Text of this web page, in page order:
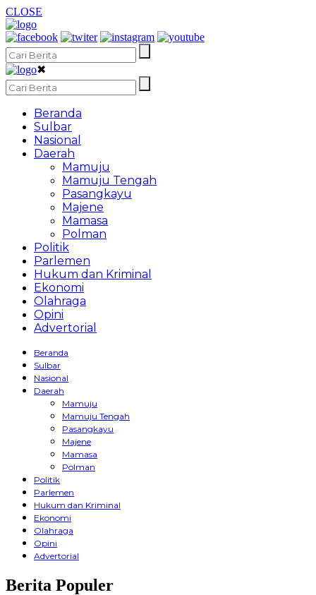
CLOSE
✖
Beranda
Sulbar
Nasional
Daerah
Mamuju
Mamuju Tengah
Pasangkayu
Majene
Mamasa
Polman
Politik
Parlemen
Hukum dan Kriminal
Ekonomi
Olahraga
Opini
Advertorial
Beranda
Sulbar
Nasional
Daerah
Mamuju
Mamuju Tengah
Pasangkayu
Majene
Mamasa
Polman
Politik
Parlemen
Hukum dan Kriminal
Ekonomi
Olahraga
Opini
Advertorial
Berita Populer